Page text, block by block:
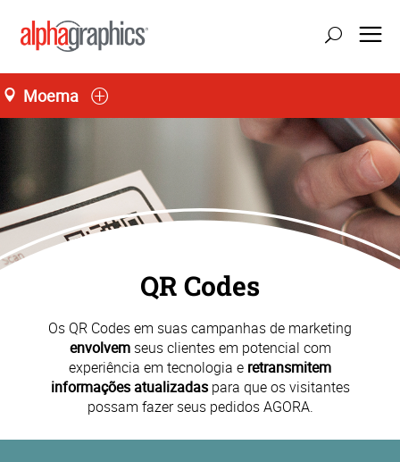
Moema
QR Codes
Os QR Codes em suas campanhas de marketing
envolvemseus clientes em potencial com
experiência em tecnologia e retransmitem
informações atualizadaspara que os visitantes
possam fazer seus pedidos AGORA.